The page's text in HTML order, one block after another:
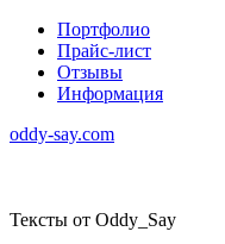
Портфолио
Прайс-лист
Отзывы
Информация
oddy-say.com
Тексты от Oddy_Say